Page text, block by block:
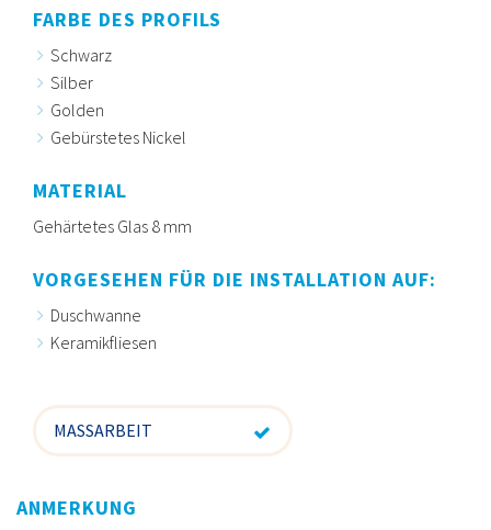
FARBE DES PROFILS
Schwarz
Silber
Golden
Gebürstetes Nickel
MATERIAL
Gehärtetes Glas 8 mm
VORGESEHEN FÜR DIE INSTALLATION AUF:
Duschwanne
Keramikfliesen
MASSARBEIT
ANMERKUNG